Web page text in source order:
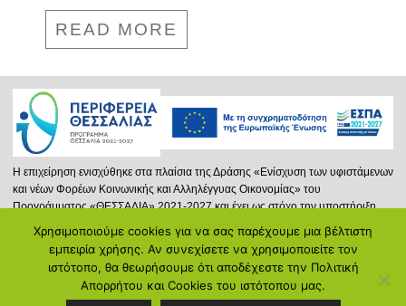
READ MORE
ΣΤΟΙΧΕΙΑ
ΕΠΙΚΟΙΝΩΝΙΑΣ
Χρησιμοποιούμε cookies για να σας παρέχουμε μια βέλτιστη
εμπειρία χρήσης. Αν συνεχίσετε να χρησιμοποιείτε τον
ιστότοπο, θα θεωρήσουμε ότι αποδέχεστε την Πολιτική
Απορρήτου και Cookies του ιστότοπου μας.
Η επιχείρηση ενισχύθηκε στα πλαίσια της Δράσης «Ενίσχυση των υφιστάμενων
και νέων Φορέων Κοινωνικής και Αλληλέγγυας Οικονομίας» του
Προγράμματος «ΘΕΣΣΑΛΙΑ» 2021-2027 και έχει ως στόχο την υποστήριξη
νέων ή και υφισταμένων φορέων Κ.ΑΛ.Ο. που δραστηριοποιούνται στην
Περιφέρεια Θεσσαλίας, επιδιώκοντας την προώθηση της Κοινωνικής και
Αλληλέγγυας Οικονομίας και μέσω αυτής στην ενίσχυση της απασχόλησης.
Περισσότερα...